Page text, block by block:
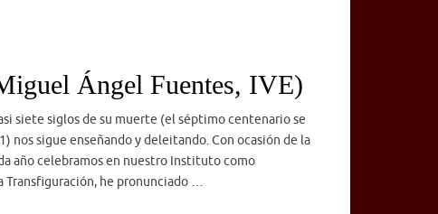
Ángel Fuentes, IVE)
siete siglos de su muerte (el séptimo centenario se
nos sigue enseñando y deleitando. Con ocasión de la
año celebramos en nuestro Instituto como
Transfiguración, he pronunciado …